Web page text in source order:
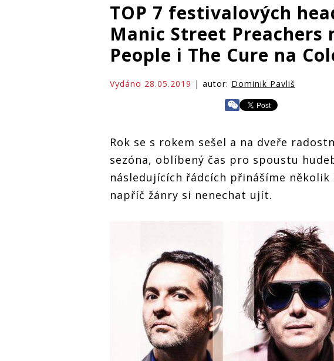
TOP 7 festivalových
Manic Street Preachers
People i The Cure na
Vydáno 28.05.2019 | autor: Dominik Pavliš
Rok se s rokem sešel a na dveře
sezóna, oblíbený čas pro spoustu
následujících řádcích přinášíme
napříč žánry si nenechat ujít.